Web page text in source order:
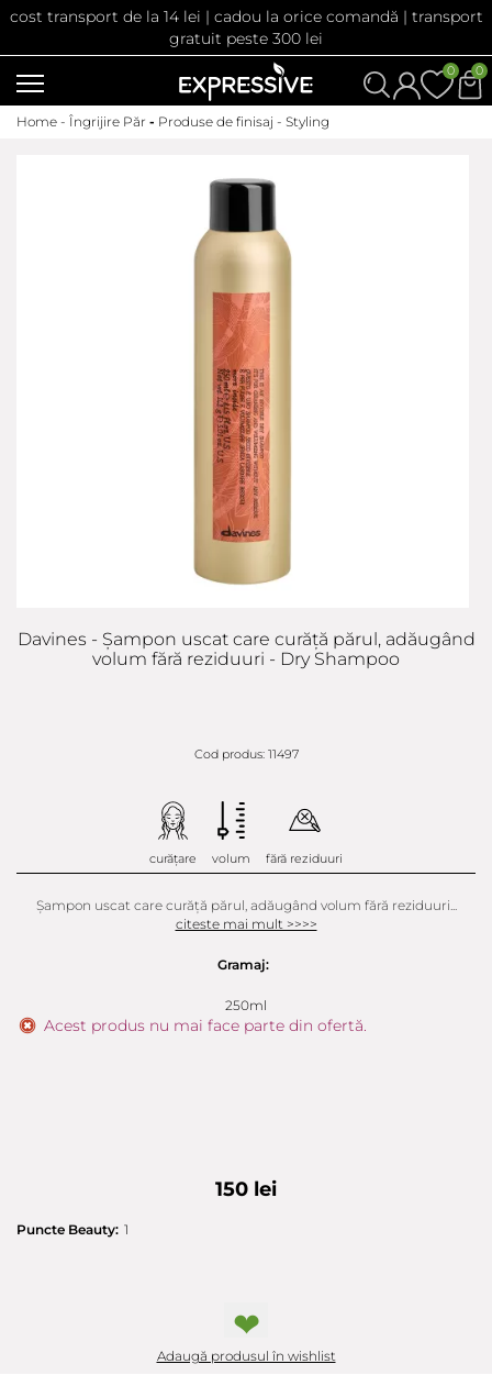
cost transport de la 14 lei | cadou la orice comandă | transport
gratuit peste 300 lei
0
0
Home - Îngrijire Păr - Produse de finisaj - Styling
Davines - Șampon uscat care curăță părul, adăugând
volum fără reziduuri - Dry Shampoo
Cod produs: 11497
curățare volum fără reziduuri
Șampon uscat care curăță părul, adăugând volum fără reziduuri...
citeste mai mult >>>>
Gramaj:
250ml
Acest produs nu mai face parte din ofertă.
150 lei
Puncte Beauty: 1
❤
Adaugă produsul în wishlist